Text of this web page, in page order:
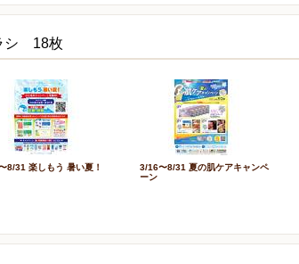
シ 18枚
8/31 楽しもう 暑い夏！
3/16〜8/31 夏の肌ケアキャンペ
ーン